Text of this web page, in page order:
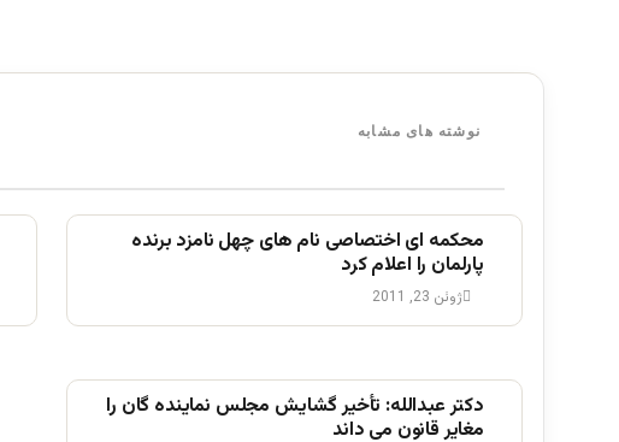
نوشته های مشابه
محکمه ای اختصاصی نام های چهل نامزد برنده
پارلمان را اعلام کرد
ژوئن 23, 2011
دکتر عبدالله: تأخیر گشایش مجلس نماینده گان را
مغایر قانون می داند